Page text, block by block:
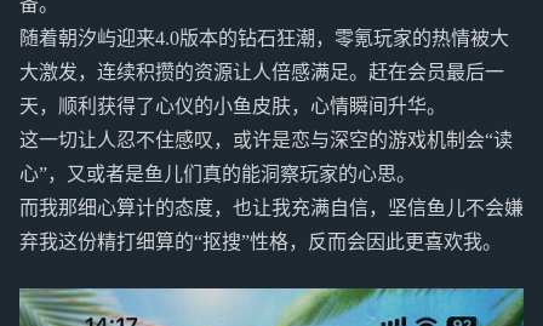
备。
随着朝汐屿迎来4.0版本的钻石狂潮，零氪玩家的热情被大
大激发，连续积攒的资源让人倍感满足。赶在会员最后一
天，顺利获得了心仪的小鱼皮肤，心情瞬间升华。
这一切让人忍不住感叹，或许是恋与深空的游戏机制会“读
心”，又或者是鱼儿们真的能洞察玩家的心思。
而我那细心算计的态度，也让我充满自信，坚信鱼儿不会嫌
弃我这份精打细算的“抠搜”性格，反而会因此更喜欢我。